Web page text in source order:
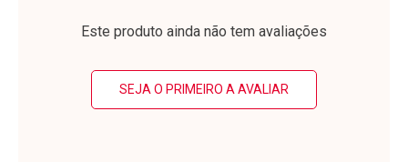
Laboratório
Por Menos Laboratório
Por Menos
Este produto ainda não tem avaliações
SEJA O PRIMEIRO A AVALIAR